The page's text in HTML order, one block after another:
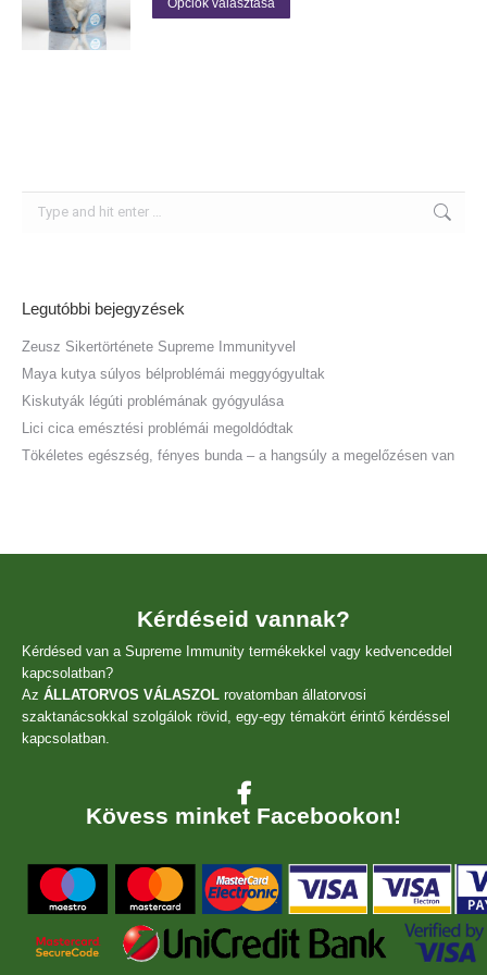
a
Opciók választása
a
termékoldalon
Legutóbbi bejegyzések
Zeusz Sikertörténete Supreme Immunityvel
Maya kutya súlyos bélproblémái meggyógyultak
Kiskutyák légúti problémának gyógyulása
Lici cica emésztési problémái megoldódtak
Tökéletes egészség, fényes bunda – a hangsúly a megelőzésen van
Kérdéseid vannak?
Kérdésed van a Supreme Immunity termékekkel vagy kedvenceddel
kapcsolatban?
Az ÁLLATORVOS VÁLASZOL rovatomban állatorvosi
szaktanácsokkal szolgálok rövid, egy-egy témakört érintő kérdéssel
kapcsolatban.
Kövess minket Facebookon!